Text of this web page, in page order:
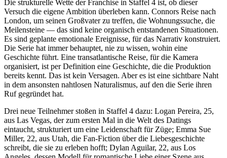
Die strukturelle Wette der Franchise in Staffel 4 ist, ob dieser
Versuch die eigene Ambition überleben kann. Connors Reise nach
London, um seinen Großvater zu treffen, die Wohnungssuche, die
Meilensteine — das sind keine organisch entstandenen Situationen.
Es sind geplante emotionale Ereignisse, für das Narrativ konstruiert.
Die Serie hat immer behauptet, nie zu wissen, wohin eine
Geschichte führt. Eine transatlantische Reise, für die Kamera
organisiert, ist per Definition eine Geschichte, die die Produktion
bereits kennt. Das ist kein Versagen. Aber es ist eine sichtbare Naht
in dem ansonsten nahtlosen Naturalismus, auf den die Serie ihren
Ruf gegründet hat.
Drei neue Teilnehmer stoßen in Staffel 4 dazu: Logan Pereira, 25,
aus Las Vegas, der zum ersten Mal in die Welt des Datings
eintaucht, strukturiert um eine Leidenschaft für Züge; Emma Sue
Miller, 22, aus Utah, die Fan-Fiction über die Liebesgeschichte
schreibt, die sie zu erleben hofft; Dylan Aguilar, 22, aus Los